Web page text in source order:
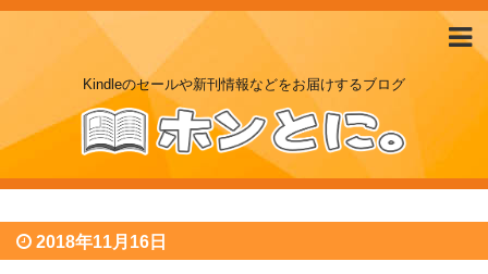
Kindleのセールや新刊情報などをお届けするブログ
2018年11月16日